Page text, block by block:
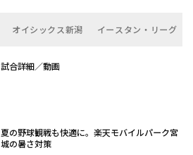
オイシックス新潟 イースタン・リーグ
試合詳細／動画
夏の野球観戦も快適に。楽天モバイルパーク宮
城の暑さ対策